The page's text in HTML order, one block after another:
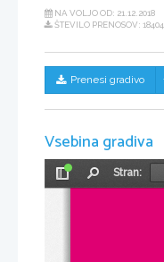
NA VOLJO OD: 21.12.2018
ŠTEVILO PRENOSOV: 18404
Prenesi gradivo
Vsebina gradiva
Preklopi
Stran: